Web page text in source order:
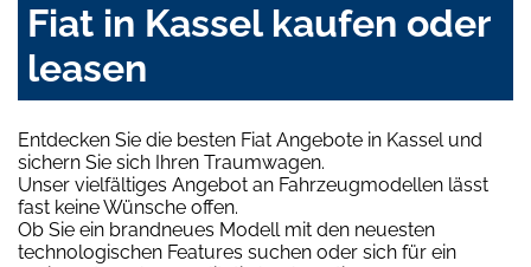
Fiat in Kassel kaufen oder
leasen
Entdecken Sie die besten Fiat Angebote in Kassel und
sichern Sie sich Ihren Traumwagen.
Unser vielfältiges Angebot an Fahrzeugmodellen lässt
fast keine Wünsche offen.
Ob Sie ein brandneues Modell mit den neuesten
technologischen Features suchen oder sich für ein